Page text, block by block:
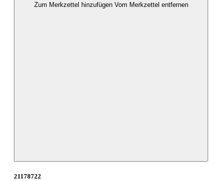
Zum Merkzettel hinzufügen Vom Merkzettel entfernen
21178722